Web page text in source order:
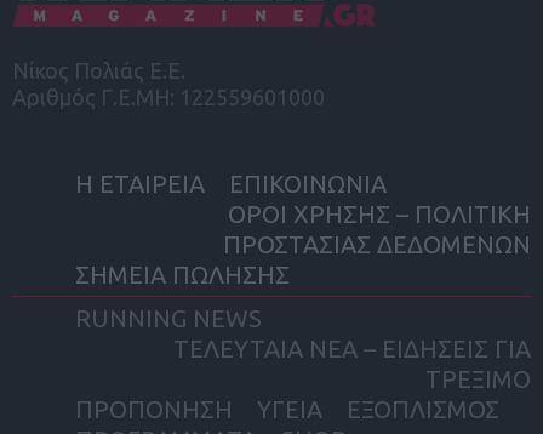
Νίκος Πολιάς Ε.Ε.
Αριθμός Γ.Ε.ΜΗ: 122559601000
Η ΕΤΑΙΡΕΙΑ
ΕΠΙΚΟΙΝΩΝΙΑ
ΟΡΟΙ ΧΡΗΣΗΣ – ΠΟΛΙΤΙΚΗ
ΠΡΟΣΤΑΣΙΑΣ ΔΕΔΟΜΕΝΩΝ
ΣΗΜΕΙΑ ΠΩΛΗΣΗΣ
RUNNING NEWS
ΤΕΛΕΥΤΑΙΑ ΝΕΑ – ΕΙΔΗΣΕΙΣ ΓΙΑ
ΤΡΕΞΙΜΟ
ΠΡΟΠΟΝΗΣΗ
ΥΓΕΙΑ
ΕΞΟΠΛΙΣΜΟΣ